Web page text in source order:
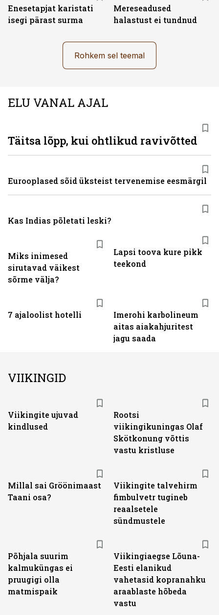
Enesetapjat karistati
isegi pärast surma
Mereseadused
halastust ei tundnud
Rohkem sel teemal
ELU VANAL AJAL
Miks inimesed
sirutavad väikest
sõrme välja?
Lapsi toova kure pikk
teekond
7 ajaloolist hotelli
Imerohi karbolineum
aitas aiakahjuritest
jagu saada
Täitsa lõpp, kui ohtlikud ravivõtted
Eurooplased sõid üksteist tervenemise eesmärgil
Kas Indias põletati leski?
VIIKINGID
Viikingite ujuvad
kindlused
Rootsi
viikingikuningas Olaf
Skötkonung võttis
vastu kristluse
Millal sai Gröönimaast
Taani osa?
Viikingite talvehirm
fimbulvetr tugineb
reaalsetele
sündmustele
Põhjala suurim
kalmuküngas ei
pruugigi olla
matmispaik
Viikingiaegse Lõuna-
Eesti elanikud
vahetasid kopranahku
araablaste hõbeda
vastu